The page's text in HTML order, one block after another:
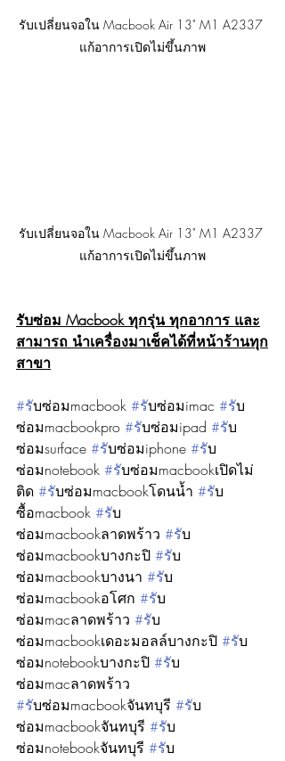
รับเปลี่ยนจอใน Macbook Air 13" M1 A2337
แก้อาการเปิดไม่ขึ้นภาพ
รับเปลี่ยนจอใน Macbook Air 13" M1 A2337
แก้อาการเปิดไม่ขึ้นภาพ
รับซ่อม Macbook ทุกรุ่น ทุกอาการ และ
สามารถ นำเครื่องมาเช็คได้ที่หน้าร้านทุก
สาขา
#รับซ่อมmacbook #รับซ่อมimac #รับ
ซ่อมmacbookpro #รับซ่อมipad #รับ
ซ่อมsurface #รับซ่อมiphone #รับ
ซ่อมnotebook #รับซ่อมmacbookเปิดไม่
ติด #รับซ่อมmacbookโดนน้ำ #รับ
ซื้อmacbook #รับ
ซ่อมmacbookลาดพร้าว #รับ
ซ่อมmacbookบางกะปิ #รับ
ซ่อมmacbookบางนา #รับ
ซ่อมmacbookอโศก #รับ
ซ่อมmacลาดพร้าว #รับ
ซ่อมmacbookเดอะมอลล์บางกะปิ #รับ
ซ่อมnotebookบางกะปิ #รับ
ซ่อมmacลาดพร้าว
#รับซ่อมmacbookจันทบุรี #รับ
ซ่อมmacbookจันทบุรี #รับ
ซ่อมnotebookจันทบุรี #รับ